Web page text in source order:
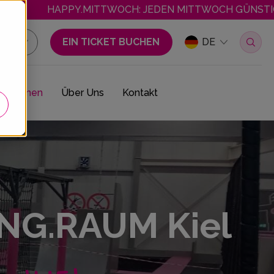
HAPPY.MITTWOCH: JEDEN MITTWOCH GÜNSTIGER
EIN TICKET BUCHEN DE
Über Uns Kontakt
Kiel